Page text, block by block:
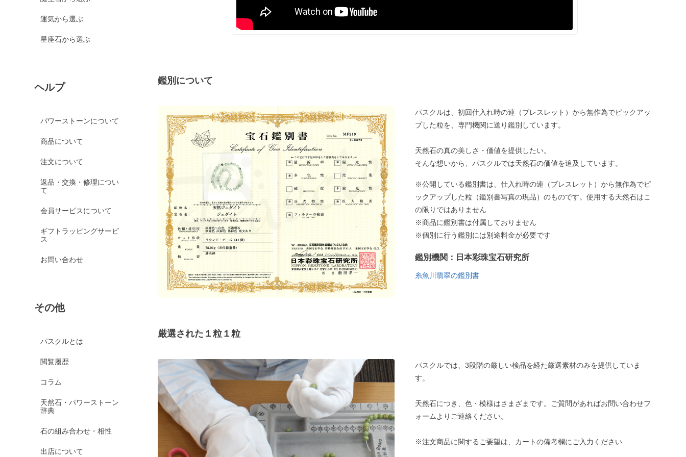
運気から選ぶ
星座石から選ぶ
ヘルプ
パワーストーンについて
商品について
注文について
返品・交換・修理につい
て
会員サービスについて
ギフトラッピングサービ
ス
お問い合わせ
その他
パスクルとは
閲覧履歴
コラム
天然石・パワーストーン
辞典
石の組み合わせ・相性
出店について
鑑別について
パスクルは、初回仕入れ時の連（ブレスレット）から無作為でピックアッ
プした粒を、専門機関に送り鑑別しています。
天然石の真の美しさ・価値を提供したい。
そんな想いから、パスクルでは天然石の価値を追及しています。
※公開している鑑別書は、仕入れ時の連（ブレスレット）から無作為でピ
ックアップした粒（鑑別書写真の現品）のものです。使用する天然石はこ
の限りではありません
※商品に鑑別書は付属しておりません
※個別に行う鑑別には別途料金が必要です
鑑別機関：日本彩珠宝石研究所
糸魚川翡翠の鑑別書
厳選された１粒１粒
パスクルでは、3段階の厳しい検品を経た厳選素材のみを提供していま
す。
天然石につき、色・模様はさまざまです。ご質問があればお問い合わせフ
ォームよりご連絡ください。
※注文商品に関するご要望は、カートの備考欄にご入力ください